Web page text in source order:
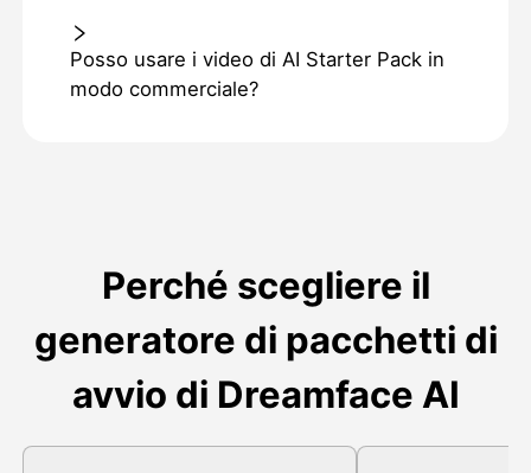
Posso usare i video di AI Starter Pack in
modo commerciale?
Perché scegliere il
generatore di pacchetti di
avvio di Dreamface AI